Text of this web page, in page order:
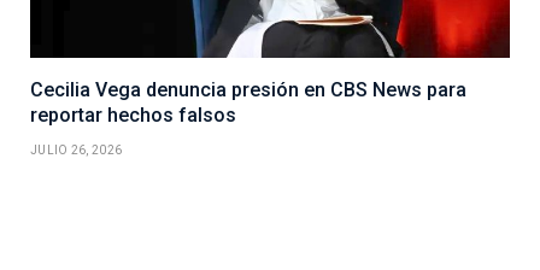
Cecilia Vega denuncia presión en CBS News para
reportar hechos falsos
JULIO 26, 2026